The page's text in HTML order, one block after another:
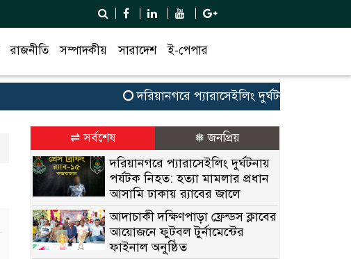
রাজনীতি সম্পাদকীয় সারাদেশ ই-পেপার
দরিয়ানগরে প্যারাসেইলিং দুর্ঘটনায় পর্যটক
⇌ সর্বশেষ ❅ জনপ্রিয়
দরিয়ানগরে প্যারাসেইলিং দুর্ঘটনায়
পর্যটক নিহত: হত্যা মামলার প্রধান
আসামি ঢাকায় র‌্যাবের জালে
আদাচাকী দক্ষিণপাড়া ফ্রেন্ডস ক্লাবের
আয়োজনে ফুটবল টুর্নামেন্টের
ফাইনাল অনুষ্ঠিত